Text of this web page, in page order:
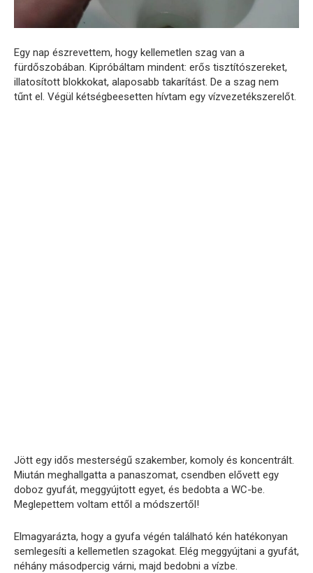
Egy nap észrevettem, hogy kellemetlen szag van a
fürdőszobában. Kipróbáltam mindent: erős tisztítószereket,
illatosított blokkokat, alaposabb takarítást. De a szag nem
tűnt el. Végül kétségbeesetten hívtam egy vízvezetékszerelőt.
Jött egy idős mesterségű szakember, komoly és koncentrált.
Miután meghallgatta a panaszomat, csendben elővett egy
doboz gyufát, meggyújtott egyet, és bedobta a WC-be.
Meglepettem voltam ettől a módszertől!
Elmagyarázta, hogy a gyufa végén található kén hatékonyan
semlegesíti a kellemetlen szagokat. Elég meggyújtani a gyufát,
néhány másodpercig várni, majd bedobni a vízbe.